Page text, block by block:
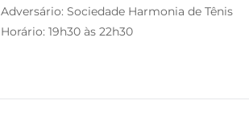
Adversário: Sociedade Harmonia de Tênis
Horário: 19h30 às 22h30